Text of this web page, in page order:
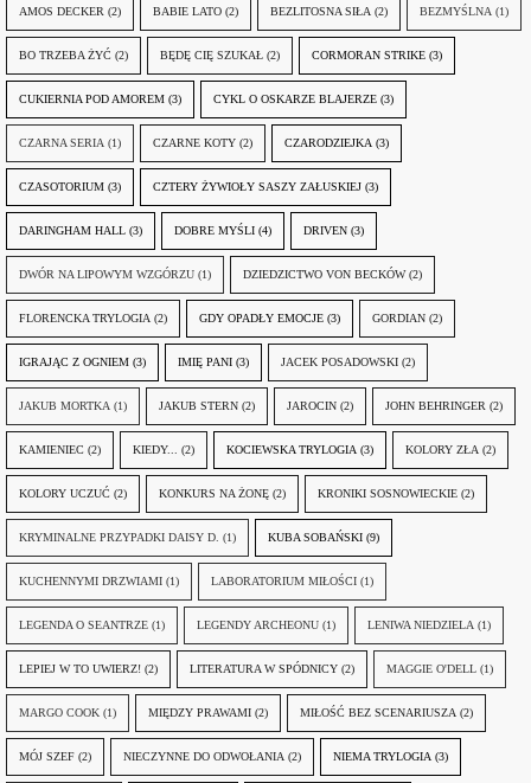
AMOS DECKER (2) BABIE LATO (2) BEZLITOSNA SIŁA (2) BEZMYŚLNA (1)
BO TRZEBA ŻYĆ (2) BĘDĘ CIĘ SZUKAŁ (2) CORMORAN STRIKE (3)
CUKIERNIA POD AMOREM (3) CYKL O OSKARZE BLAJERZE (3)
CZARNA SERIA (1) CZARNE KOTY (2) CZARODZIEJKA (3)
CZASOTORIUM (3) CZTERY ŻYWIOŁY SASZY ZAŁUSKIEJ (3)
DARINGHAM HALL (3) DOBRE MYŚLI (4) DRIVEN (3)
DWÓR NA LIPOWYM WZGÓRZU (1) DZIEDZICTWO VON BECKÓW (2)
FLORENCKA TRYLOGIA (2) GDY OPADŁY EMOCJE (3) GORDIAN (2)
IGRAJĄC Z OGNIEM (3) IMIĘ PANI (3) JACEK POSADOWSKI (2)
JAKUB MORTKA (1) JAKUB STERN (2) JAROCIN (2) JOHN BEHRINGER (2)
KAMIENIEC (2) KIEDY... (2) KOCIEWSKA TRYLOGIA (3) KOLORY ZŁA (2)
KOLORY UCZUĆ (2) KONKURS NA ŻONĘ (2) KRONIKI SOSNOWIECKIE (2)
KRYMINALNE PRZYPADKI DAISY D. (1) KUBA SOBAŃSKI (9)
KUCHENNYMI DRZWIAMI (1) LABORATORIUM MIŁOŚCI (1)
LEGENDA O SEANTRZE (1) LEGENDY ARCHEONU (1) LENIWA NIEDZIELA (1)
LEPIEJ W TO UWIERZ! (2) LITERATURA W SPÓDNICY (2) MAGGIE O'DELL (1)
MARGO COOK (1) MIĘDZY PRAWAMI (2) MIŁOŚĆ BEZ SCENARIUSZA (2)
MÓJ SZEF (2) NIECZYNNE DO ODWOŁANIA (2) NIEMA TRYLOGIA (3)